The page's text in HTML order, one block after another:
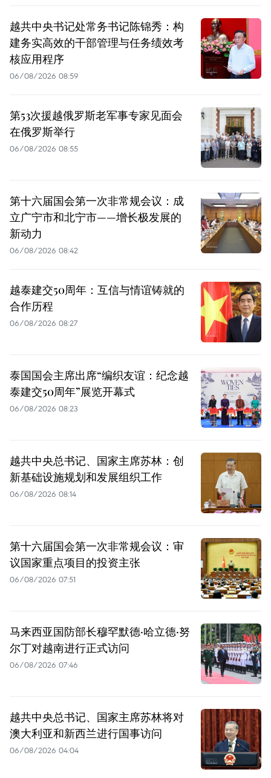
越共中央书记处常务书记陈锦秀：构
建务实高效的干部管理与任务绩效考
核应用程序
06/08/2026 08:59
第53次援越俄罗斯老军事专家见面会
在俄罗斯举行
06/08/2026 08:55
第十六届国会第一次非常规会议：成
立广宁市和北宁市——增长极发展的
新动力
06/08/2026 08:42
越泰建交50周年：互信与情谊铸就的
合作历程
06/08/2026 08:27
泰国国会主席出席“编织友谊：纪念越
泰建交50周年”展览开幕式
06/08/2026 08:23
越共中央总书记、国家主席苏林：创
新基础设施规划和发展组织工作
06/08/2026 08:14
第十六届国会第一次非常规会议：审
议国家重点项目的投资主张
06/08/2026 07:51
马来西亚国防部长穆罕默德·哈立德·努
尔丁对越南进行正式访问
06/08/2026 07:46
越共中央总书记、国家主席苏林将对
澳大利亚和新西兰进行国事访问
06/08/2026 04:04